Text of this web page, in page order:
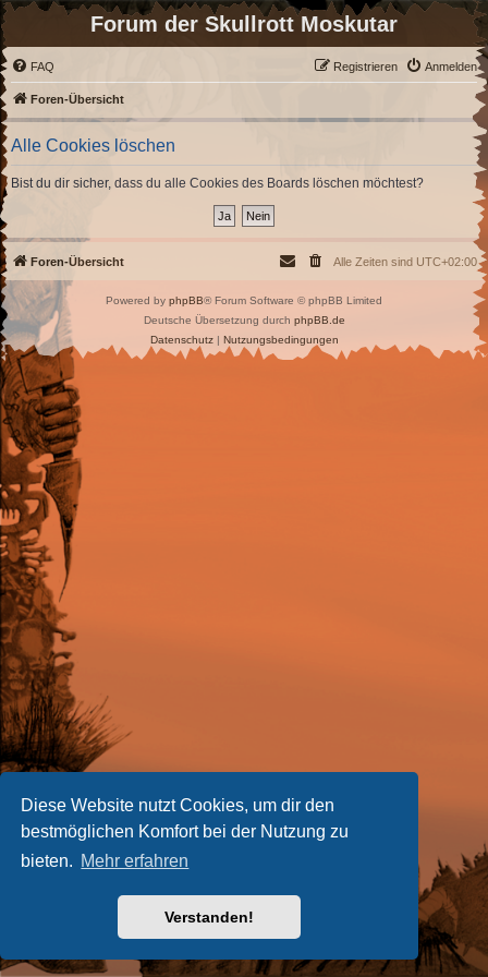
Diese Website nutzt Cookies, um dir den
bestmöglichen Komfort bei der Nutzung zu
bieten. Mehr erfahren
Verstanden!
Forum der Skullrott Moskutar
FAQ Anmelden
Registrieren
Foren-Übersicht
Alle Cookies löschen
Bist du dir sicher, dass du alle Cookies des Boards löschen möchtest?
Foren-Übersicht Alle Zeiten sind UTC+02:00
Powered by phpBB® Forum Software © phpBB Limited
Deutsche Übersetzung durch phpBB.de
Datenschutz| Nutzungsbedingungen